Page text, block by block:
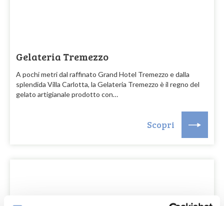
Gelateria Tremezzo
A pochi metri dal raffinato Grand Hotel Tremezzo e dalla
splendida Villa Carlotta, la Gelateria Tremezzo è il regno del
gelato artigianale prodotto con…
Scopri